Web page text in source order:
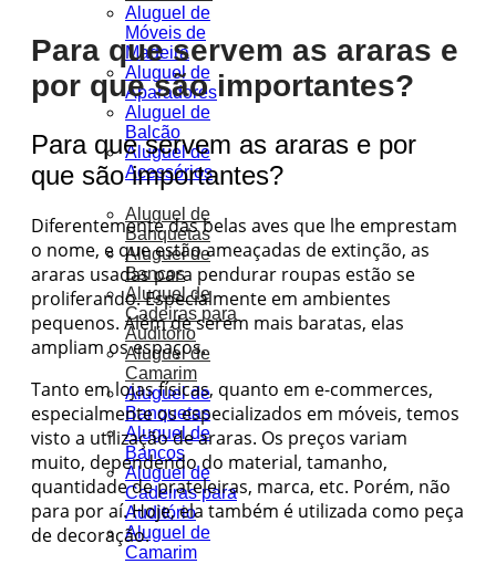
Aluguel de
Móveis de
Madeira
Aluguel de
Aparadores
Aluguel de
Balcão
Aluguel de
Acessórios
Aluguel de
Banquetas
Aluguel de
Bancos
Aluguel de
Cadeiras para
Auditório
Aluguel de
Camarim
Aluguel de
Banquetas
Aluguel de
Bancos
Aluguel de
Cadeiras para
Auditório
Aluguel de
Camarim
Para que servem as araras e
por que são importantes?
Para que servem as araras e por
que são importantes?
Diferentemente das belas aves que lhe emprestam
o nome, e que estão ameaçadas de extinção, as
araras usadas para pendurar roupas estão se
proliferando. Especialmente em ambientes
pequenos. Além de serem mais baratas, elas
ampliam os espaços.
Tanto em lojas físicas, quanto em e-commerces,
especialmente os especializados em móveis, temos
visto a utilização de araras. Os preços variam
muito, dependendo do material, tamanho,
quantidade de prateleiras, marca, etc. Porém, não
para por aí. Hoje, ela também é utilizada como peça
de decoração.